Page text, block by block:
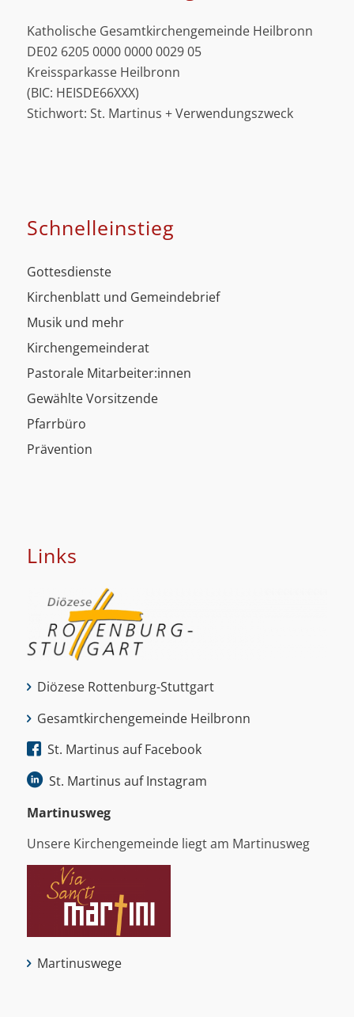
Katholische Gesamtkirchengemeinde Heilbronn
DE02 6205 0000 0000 0029 05
Kreissparkasse Heilbronn
(BIC: HEISDE66XXX)
Stichwort: St. Martinus + Verwendungszweck
Schnell­einstieg
Gottesdienste
Kirchenblatt und Gemeindebrief
Musik und mehr
Kirchengemeinderat
Pastorale Mitarbeiter:innen
Gewählte Vorsitzende
Pfarrbüro
Prävention
Links
Diözese Rottenburg-Stuttgart
Gesamtkirchengemeinde Heilbronn
St. Martinus auf Facebook
St. Martinus auf Instagram
Martinus­weg
Unsere Kirchengemeinde liegt am Martinusweg
Martinuswege